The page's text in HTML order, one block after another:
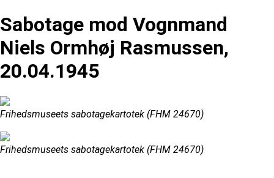
Sabotage mod Vognmand
Niels Ormhøj Rasmussen,
20.04.1945
Frihedsmuseets sabotagekartotek (FHM 24670)
Frihedsmuseets sabotagekartotek (FHM 24670)